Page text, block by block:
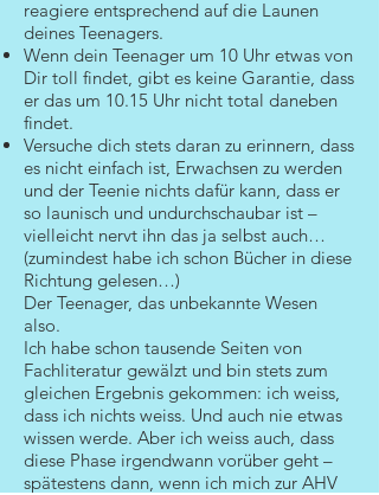
reagiere entsprechend auf die Launen
deines Teenagers.
Wenn dein Teenager um 10 Uhr etwas von
Dir toll findet, gibt es keine Garantie, dass
er das um 10.15 Uhr nicht total daneben
findet.
Versuche dich stets daran zu erinnern, dass
es nicht einfach ist, Erwachsen zu werden
und der Teenie nichts dafür kann, dass er
so launisch und undurchschaubar ist –
vielleicht nervt ihn das ja selbst auch…
(zumindest habe ich schon Bücher in diese
Richtung gelesen…)
Der Teenager, das unbekannte Wesen
also.
Ich habe schon tausende Seiten von
Fachliteratur gewälzt und bin stets zum
gleichen Ergebnis gekommen: ich weiss,
dass ich nichts weiss. Und auch nie etwas
wissen werde. Aber ich weiss auch, dass
diese Phase irgendwann vorüber geht –
spätestens dann, wenn ich mich zur AHV